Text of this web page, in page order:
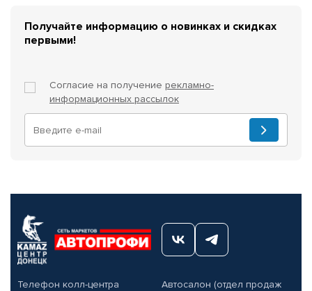
Получайте информацию о новинках и скидках
первыми!
Согласие на получение рекламно-
информационных рассылок
Телефон колл-центра
Автосалон (отдел продаж